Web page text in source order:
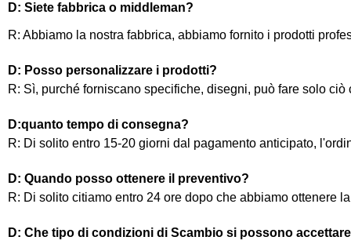
D: Siete fabbrica o middleman?
R: Abbiamo la nostra fabbrica, abbiamo fornito i prodotti
D: Posso personalizzare i prodotti?
R: Sì, purché forniscano specifiche, disegni, può fare solo ciò
D:quanto tempo di consegna?
R: Di solito entro 15-20 giorni dal pagamento anticipato,
D: Quando posso ottenere il preventivo?
R: Di solito citiamo entro 24 ore dopo che abbiamo ottenere
D: Che tipo di condizioni di Scambio si possono